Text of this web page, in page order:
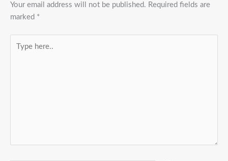
Your email address will not be published. Required fields are
marked *
here..